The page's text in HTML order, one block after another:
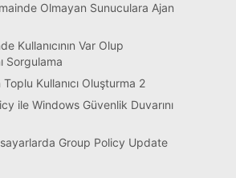
Olmayan Sunuculara Ajan
Kullanıcının Var Olup
Sorgulama
Kullanıcı Oluşturma 2
ile Windows Güvenlik Duvarını
Group Policy Update